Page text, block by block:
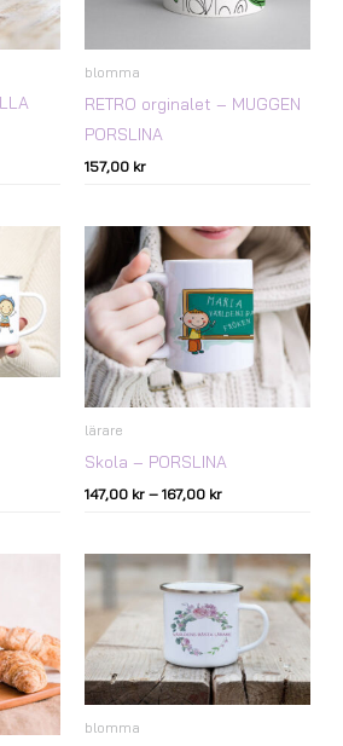
blomma
RETRO orginalet – MUGGEN
PORSLINA
157,00 kr
kr
lärare
Skola – PORSLINA
147,00 kr – 167,00 kr
Prisintervall:
147,00 kr
167,00 kr
kr
blomma
Prisintervall:
147,00 kr
till
167,00 kr